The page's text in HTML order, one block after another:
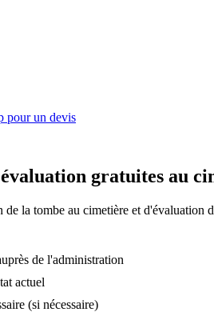
pour un devis
gratuites au
la tombe au cimetière et
de l'administration
actuel
(si nécessaire)